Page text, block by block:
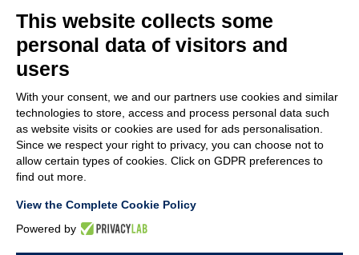
MEMBER OF
EMPRESA
ATENCIÓN AL CLIENTE
ÚNETE A NOSOTROS
NOTES LEGALES
CODE OF ETHICS
WHISTLEBLOWING
This website collects some
personal data of visitors and
users
With your consent, we and our partners use cookies and similar
technologies to store, access and process personal data such
as website visits or cookies are used for ads personalisation.
Since we respect your right to privacy, you can choose not to
allow certain types of cookies. Click on GDPR preferences to
find out more.
View the Complete Cookie Policy
Powered by